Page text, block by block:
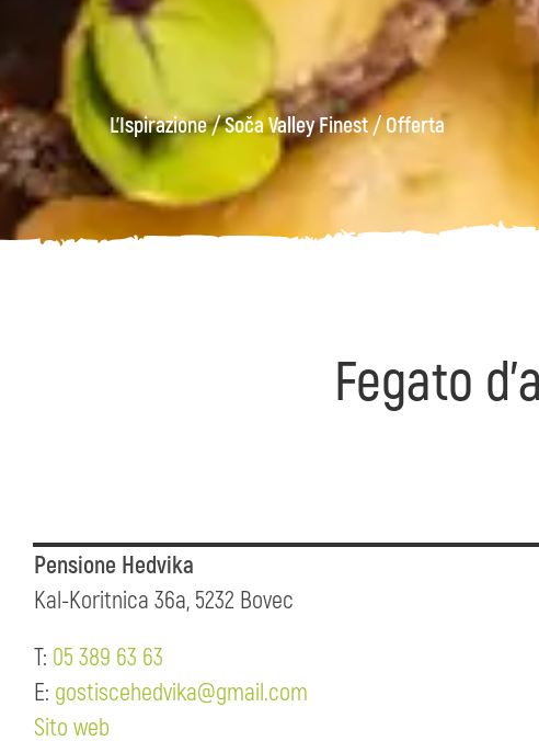
L'Ispirazione/Soča Valley Finest/Offerta
Fegato
Pensione Hedvika
Kal-Koritnica 36a, 5232 Bovec
T: 05 389 63 63
E: gostiscehedvika@gmail.com
Sito web